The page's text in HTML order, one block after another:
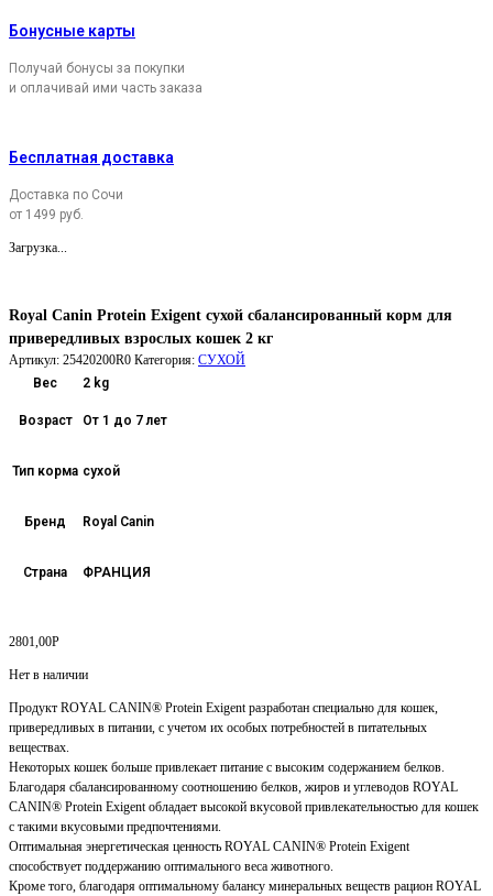
Бонусные карты
Получай бонусы за покупки
и оплачивай ими часть заказа
Бесплатная доставка
Доставка по Сочи
от 1499 руб.
Загрузка...
Royal Canin Protein Exigent сухой сбалансированный корм для
привередливых взрослых кошек 2 кг
Артикул: 25420200R0 Категория: СУХОЙ
Вес
2 kg
Возраст От 1 до 7 лет
Тип корма сухой
Бренд Royal Canin
Страна ФРАНЦИЯ
2801,00Р
Нет в наличии
Продукт ROYAL CANIN® Protein Exigent разработан специально для кошек,
привередливых в питании, с учетом их особых потребностей в питательных
веществах.
Некоторых кошек больше привлекает питание с высоким содержанием белков.
Благодаря сбалансированному соотношению белков, жиров и углеводов ROYAL
CANIN® Protein Exigent обладает высокой вкусовой привлекательностью для кошек
с такими вкусовыми предпочтениями.
Оптимальная энергетическая ценность ROYAL CANIN® Protein Exigent
способствует поддержанию оптимального веса животного.
Кроме того, благодаря оптимальному балансу минеральных веществ рацион ROYAL